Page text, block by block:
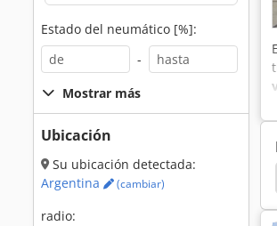
Estado del neumático [%]:
-
Mostrar más
Ubicación
Su ubicación detectada:
Argentina
(cambiar)
radio:
Volvo Mercedes Benz O 345